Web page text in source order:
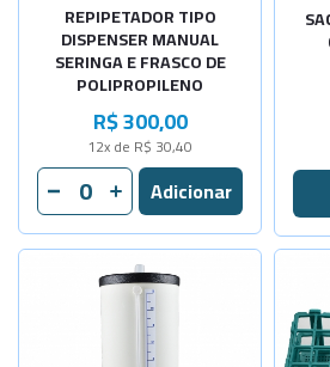
REPIPETADOR TIPO
DISPENSER MANUAL
SERINGA E FRASCO DE
POLIPROPILENO
R$ 300,00
12x de R$ 30,40
Selecione a Quantidade
-
Para